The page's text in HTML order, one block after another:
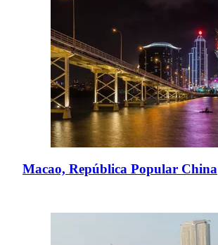
Macao, República Popular China